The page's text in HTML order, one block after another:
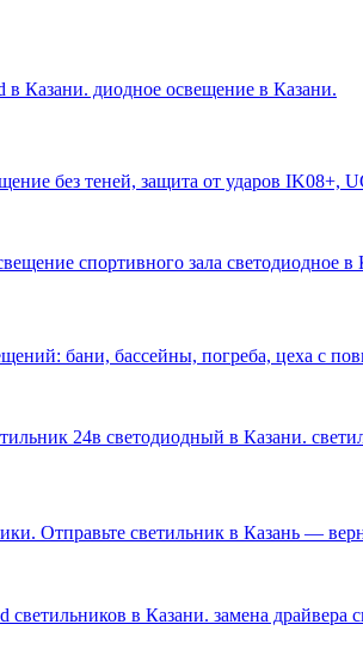
Казани. диодное освещение в Казани.
без теней, защита от ударов IK08+,
спортивного зала светодиодное
бани, бассейны, погреба, цеха с
24в светодиодный в Казани.
Отправьте светильник в Казань —
в Казани. замена драйвера